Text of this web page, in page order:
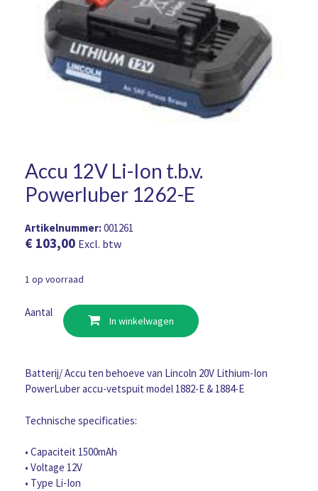
Accu 12V Li-Ion t.b.v.
Powerluber 1262-E
Artikelnummer:001261
€ 103,00 Excl. btw
1 op voorraad
Aantal
Accu
12V
Li-
t.b.v.
Powerluber
E
In winkelwagen
Batterij/ Accu ten behoeve van Lincoln 20V Lithium-Ion
PowerLuber accu-vetspuit model 1882-E & 1884-E
Technische specificaties:
• Capaciteit 1500mAh
• Voltage 12V
• Type Li-Ion